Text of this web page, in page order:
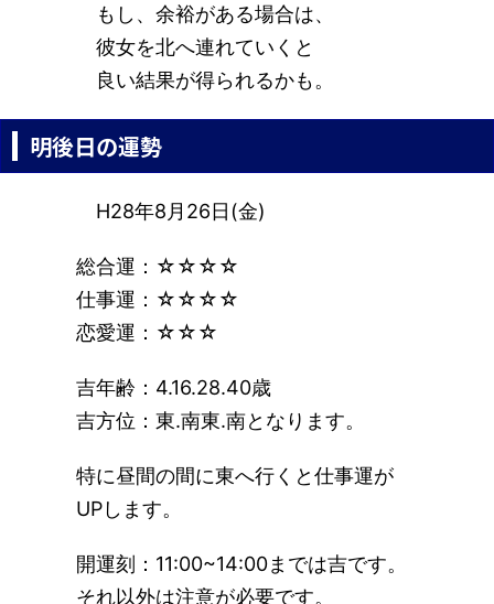
もし、余裕がある場合は、
彼女を北へ連れていくと
良い結果が得られるかも。
明後日の運勢
H28年8月26日(金)
総合運：☆☆☆☆
仕事運：☆☆☆☆
恋愛運：☆☆☆
吉年齢：4.16.28.40歳
吉方位：東.南東.南となります。
特に昼間の間に東へ行くと仕事運が
UPします。
開運刻：11:00~14:00までは吉です。
それ以外は注意が必要です。